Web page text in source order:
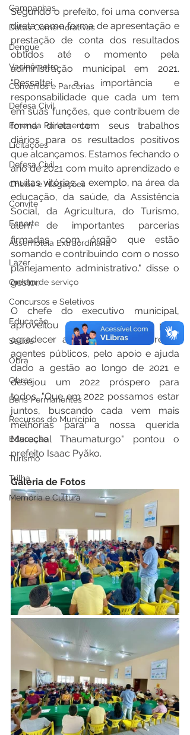
Campanhas
Datas Comemorativas
Dengue
Vacinômetro
Convênios e Parcerias
Defesa Civil
Emenda Parlamentar
Licitações
Defesa Civil
Cheias e Alagações
Convite
Esporte
Assembleia Extraordinária
Lazer
Ordem de serviço
Concursos e Seletivos
Educação
Saúde
Obra
Obras
Bens Permanentes
Recursos do Município
Educação
Turismo
Trilha
Memória e Cultura
Segundo o prefeito, foi uma conversa
direta como forma de apresentação e
prestação de conta dos resultados
obtidos até o momento pela
administração municipal em 2021.
"Ressaltei a importância e
responsabilidade que cada um tem
em suas funções, que contribuem de
forma direta com seus trabalhos
diários para os resultados positivos
que alcançamos. Estamos fechando o
ano de 2021 com muito aprendizado e
muitas vitórias, a exemplo, na área da
educação, da saúde, da Assistência
Social, da Agricultura, do Turismo,
além de importantes parcerias
firmadas com órgão que estão
somando e contribuindo com o nosso
planejamento administrativo." disse o
gestor.
O chefe do executivo municipal,
aproveitou a oportunidade para
agradecer a todos os servidores e
agentes públicos, pelo apoio e ajuda
dado a gestão ao longo de 2021 e
desejou um 2022 próspero para
todos. "Que em 2022 possamos estar
juntos, buscando cada vem mais
melhorias para a nossa querida
Marechal Thaumaturgo" pontou o
prefeito Isaac Pyãko.
Galeria de Fotos